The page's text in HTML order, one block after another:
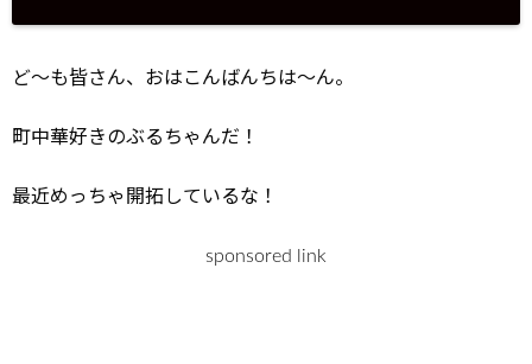
ど～も皆さん、おはこんばんちは～ん。
町中華好きのぶるちゃんだ！
最近めっちゃ開拓しているな！
sponsored link